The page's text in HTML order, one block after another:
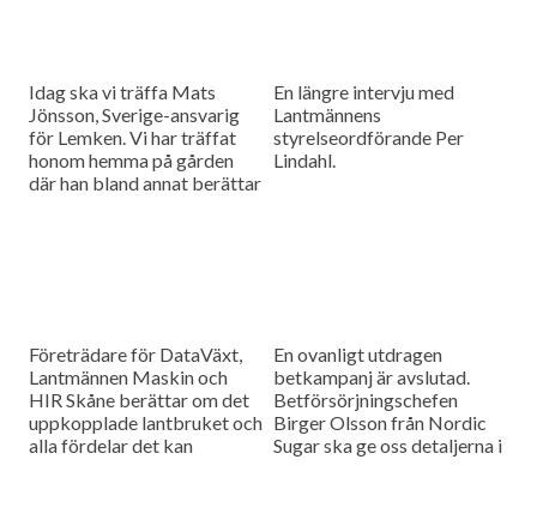
Idag ska vi träffa Mats
Jönsson, Sverige-ansvarig
för Lemken. Vi har träffat
honom hemma på gården
där han bland annat berättar
En längre intervju med
Lantmännens
styrelseordförande Per
Lindahl.
Företrädare för DataVäxt,
Lantmännen Maskin och
HIR Skåne berättar om det
uppkopplade lantbruket och
alla fördelar det kan
En ovanligt utdragen
betkampanj är avslutad.
Betförsörjningschefen
Birger Olsson från Nordic
Sugar ska ge oss detaljerna i